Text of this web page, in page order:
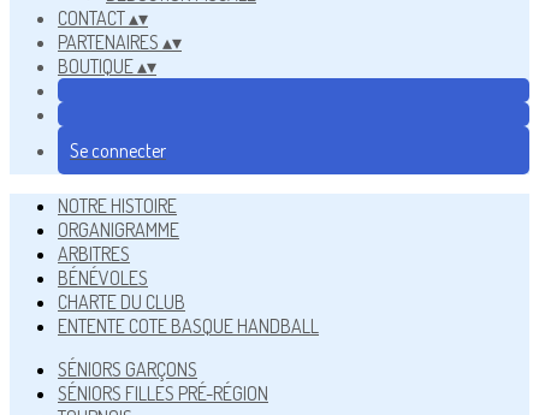
CONTACT▴▾
PARTENAIRES ▴▾
BOUTIQUE▴▾
Se connecter
NOTRE HISTOIRE
ORGANIGRAMME
ARBITRES
BÉNÉVOLES
CHARTE DU CLUB
ENTENTE COTE BASQUE HANDBALL
SÉNIORS GARÇONS
SÉNIORS FILLES PRÉ-RÉGION